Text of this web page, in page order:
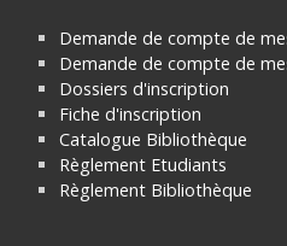
Demande de compte de
Demande de compte de
Dossiers d'inscription
Fiche d'inscription
Catalogue Bibliothèque
Règlement Etudiants
Règlement Bibliothèque